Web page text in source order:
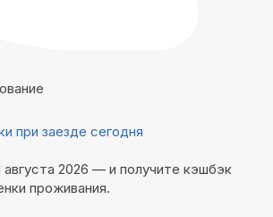
при заезде сегодня
августа 2026 — и получите кэшбэк
проживания.